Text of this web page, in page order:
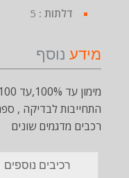
דלתות : 5
מידע נוסף
התחייבות לבדיקה ,
רכבים מדגמים שונים
רכיבים נוספים